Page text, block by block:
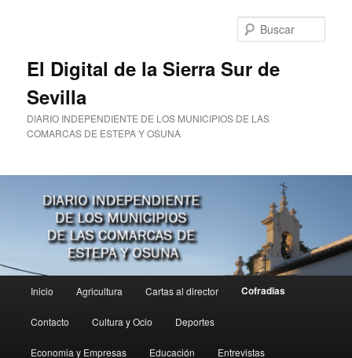
El Digital de la Sierra Sur de
Sevilla
DIARIO INDEPENDIENTE DE LOS MUNICIPIOS DE LAS
COMARCAS DE ESTEPA Y OSUNA
principal
Inicio Agricultura Cartas al director Cofradias
Contacto Cultura y Ocio Deportes
Economia y Empresas Educación Entrevistas